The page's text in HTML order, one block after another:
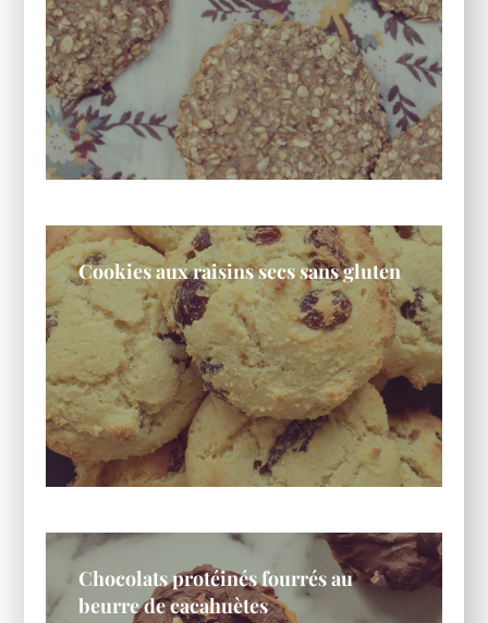
Cookies aux raisins secs sans gluten
Chocolats protéinés fourrés au
beurre de cacahuètes